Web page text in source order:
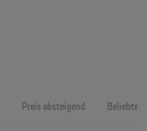
Preis absteigend